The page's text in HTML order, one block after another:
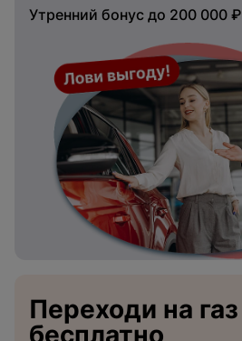
Утренний бонус до 200 000 ₽
Переходи на газ
бесплатно